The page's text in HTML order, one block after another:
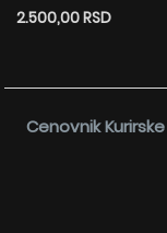
2.500,00 RSD
Cenovnik